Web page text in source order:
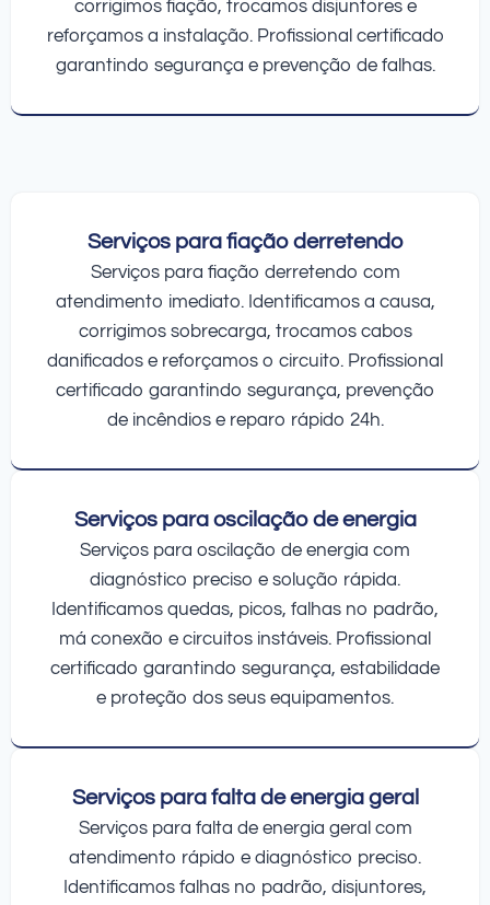
corrigimos fiação, trocamos disjuntores e
reforçamos a instalação. Profissional certificado
garantindo segurança e prevenção de falhas.
Serviços para fiação derretendo
Serviços para fiação derretendo com
atendimento imediato. Identificamos a causa,
corrigimos sobrecarga, trocamos cabos
danificados e reforçamos o circuito. Profissional
certificado garantindo segurança, prevenção
de incêndios e reparo rápido 24h.
Serviços para oscilação de energia
Serviços para oscilação de energia com
diagnóstico preciso e solução rápida.
Identificamos quedas, picos, falhas no padrão,
má conexão e circuitos instáveis. Profissional
certificado garantindo segurança, estabilidade
e proteção dos seus equipamentos.
Serviços para falta de energia geral
Serviços para falta de energia geral com
atendimento rápido e diagnóstico preciso.
Identificamos falhas no padrão, disjuntores,